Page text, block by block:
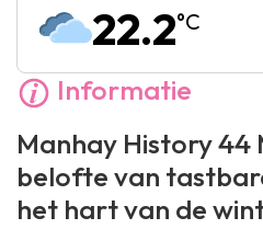
Zondag :10:00-17:00
22.2°C
Informatie
Manhay History 44
belofte van
het hart van de